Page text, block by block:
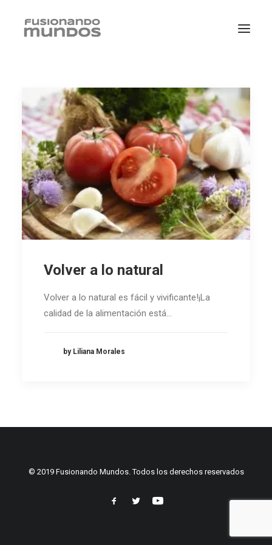
SEARCH
CART
Volver a lo natural
Volver a lo natural es fácil y vivificante!¡La
calidad de la alimentación está…
by Liliana Morales
© 2019 Fusionando Mundos. Todos los derechos reservados